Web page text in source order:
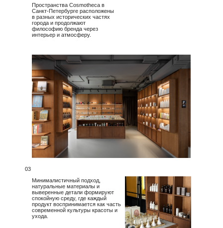
03
Минималистичный подход,
натуральные материалы и
выверенные детали формируют
спокойную среду, где каждый
продукт воспринимается как часть
современной культуры красоты и
ухода.
Пространства Cosmotheca в
Санкт-Петербурге расположены
в разных исторических частях
города и продолжают
философию бренда через
интерьер и атмосферу.